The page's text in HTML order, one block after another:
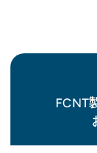
FCNT